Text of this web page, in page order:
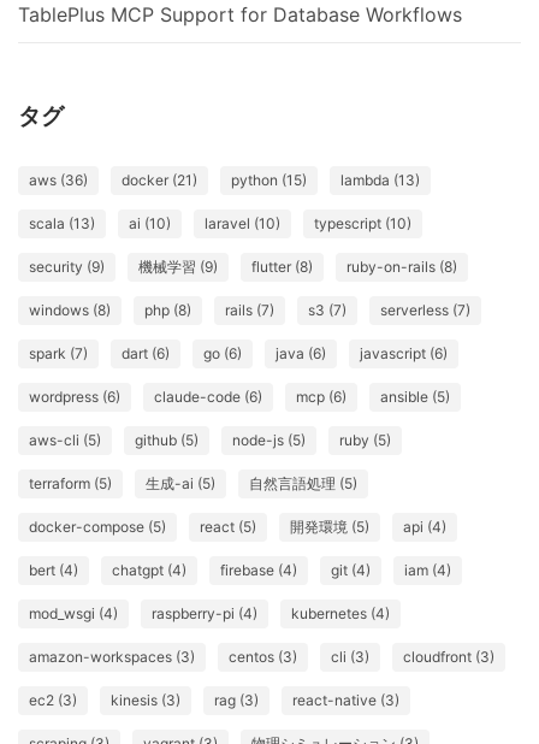
TablePlus MCP Support for Database Workflows
タグ
aws (36) docker (21) python (15) lambda (13)
scala (13) ai (10) laravel (10) typescript (10)
security (9) 機械学習 (9) flutter (8) ruby-on-rails (8)
windows (8) php (8) rails (7) s3 (7) serverless (7)
spark (7) dart (6) go (6) java (6) javascript (6)
wordpress (6) claude-code (6) mcp (6) ansible (5)
aws-cli (5) github (5) node-js (5) ruby (5)
terraform (5) 生成-ai (5) 自然言語処理 (5)
docker-compose (5) react (5) 開発環境 (5) api (4)
bert (4) chatgpt (4) firebase (4) git (4) iam (4)
mod_wsgi (4) raspberry-pi (4) kubernetes (4)
amazon-workspaces (3) centos (3) cli (3) cloudfront (3)
ec2 (3) kinesis (3) rag (3) react-native (3)